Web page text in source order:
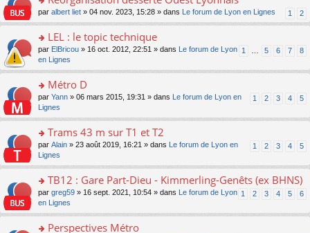
c
e
pl
s
ré
c
e
n
o
n
lu
pl
ré
c
nt
s
e
n
o
n
lu
pl
ré
c
nt
er
le
m
e
s
s
e
n
o
n
lu
pl
ré
c
e
nt
o
n
ult
er
le
m
e
s
s
e
n
o
n
lu
pl
ré
1 2
par albert liet » 04 nov. 2023, 15:28 » dans Le forum de Lyon en Lignes
o
n
s
er
le
m
e
s
s
a
n
o
n
lu
le
LEL : le topic technique
1 5 6 7 8
par ElBricou » 16 oct. 2012, 22:51 » dans
Le forum de Lyon
en Lignes
o
s
er
le
m
e
s
s
a
Métro D
1 2 3 4 5
par Yann » 06 mars 2015, 19:31 » dans
Le forum de Lyon en
Lignes
o
s
er
le
m
e
s
Trams 43 m sur T1 et T2
1 2 3 4 5
par Alain » 23 août 2019, 16:21 » dans
Le forum de Lyon en
Lignes
o
n
s
TB12 : Gare Part-Dieu - Kimmerling-Genêts (ex BHNS)
1 2 3 4 5 6
par greg59 » 16 sept. 2021, 10:54 » dans
Le forum de Lyon
en Lignes
Perspectives Métro